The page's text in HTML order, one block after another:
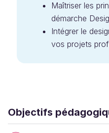
Maîtriser les
démarche
Intégrer le
vos projets
Objectifs